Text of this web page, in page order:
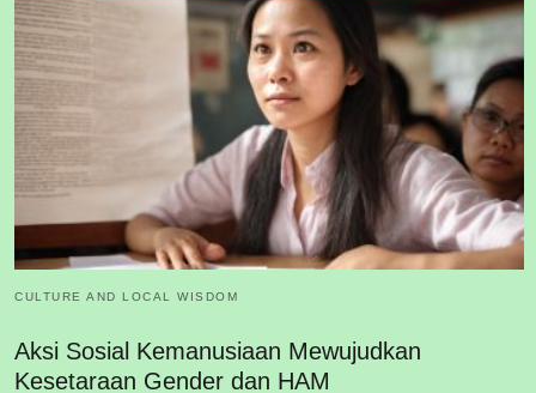
CULTURE AND LOCAL WISDOM
Aksi Sosial Kemanusiaan Mewujudkan
Kesetaraan Gender dan HAM